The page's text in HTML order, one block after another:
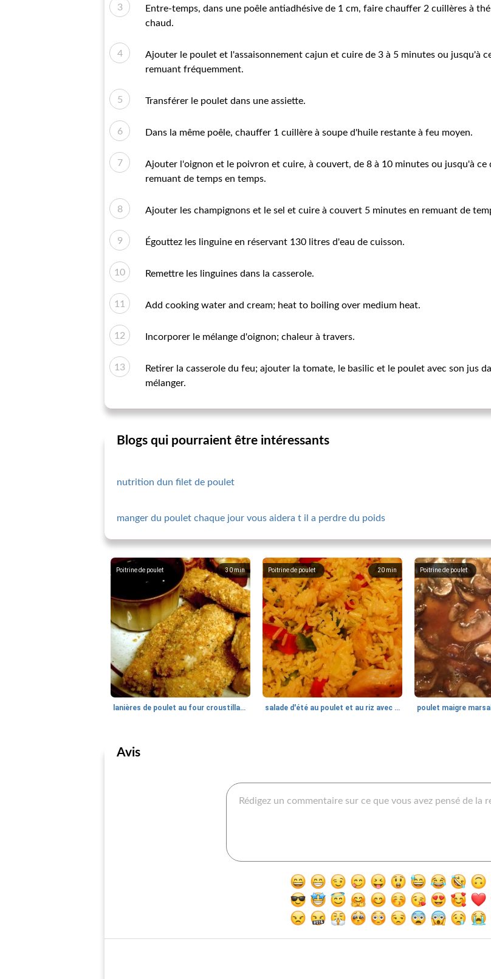
Entre-temps, dans une poêle antiadhésive de 1 cm, faire chauffer 2 cuillères à
chaud.
Ajouter le poulet et l'assaisonnement cajun et cuire de 3 à 5 minutes ou jusqu'à
remuant fréquemment.
Transférer le poulet dans une assiette.
Dans la même poêle, chauffer 1 cuillère à soupe d'huile restante à feu moyen.
Ajouter l'oignon et le poivron et cuire, à couvert, de 8 à 10 minutes ou jusqu'à ce
remuant de temps en temps.
Ajouter les champignons et le sel et cuire à couvert 5 minutes en remuant de
Égouttez les linguine en réservant 130 litres d'eau de cuisson.
Remettre les linguines dans la casserole.
Add cooking water and cream; heat to boiling over medium heat.
Incorporer le mélange d'oignon; chaleur à travers.
Retirer la casserole du feu; ajouter la tomate, le basilic et le poulet avec son jus
mélanger.
Blogs qui pourraient être intéressants
nutrition dun filet de poulet
manger du poulet chaque jour vous aidera t il a perdre du poids
30min
Poitrine de poulet
lanières de poulet au four croustillantes
20 min
Poitrine de poulet
salade d'été au poulet et au riz avec vinaigrette au terragon
Poitrine de poulet
poulet maigre
Avis